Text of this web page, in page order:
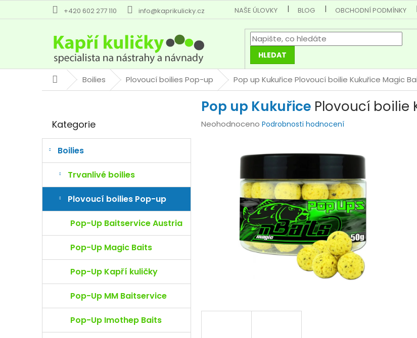
+420 602 277 110 info@kaprikulicky.cz NAŠE ÚLOVKY BLOG OBCHODNÍ PODMÍNKY
HLEDAT
DomůBoilies Plovoucí boilies Pop-up Pop up Kukuřice Plovoucí boilie Kukuřice Magic
r
n
í
l
kategorie
Kategorie
Boilies
Trvanlivé boilies
Plovoucí boilies Pop-up
Pop-Up Baitservice Austria
Pop-Up Magic Baits
Pop-Up Kapří kuličky
Pop-Up MM Baitservice
Pop-Up Imothep Baits
Pop up Kukuřice Plovoucí boilie
Průměrné
Neohodnoceno Podrobnosti hodnocení